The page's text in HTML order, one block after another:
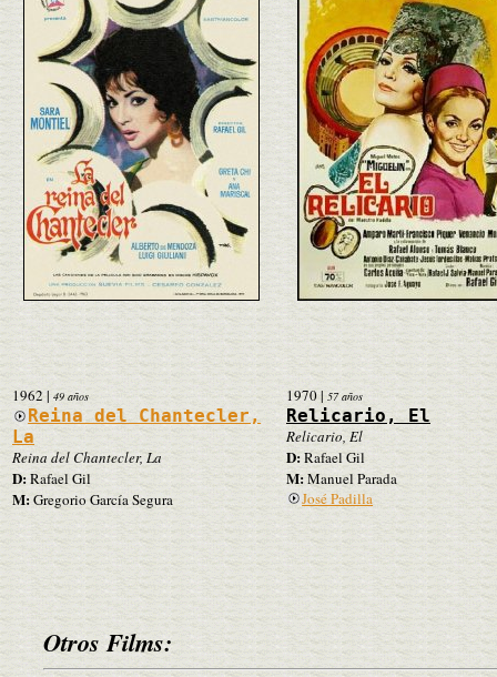
1962| 49 años
Reina del Chantecler,
La
Reina del Chantecler, La
D:Rafael Gil
M: Gregorio García Segura
1970| 57 años
Relicario, El
Relicario, El
D:Rafael Gil
M:Manuel Parada
José Padilla
Otros Films: